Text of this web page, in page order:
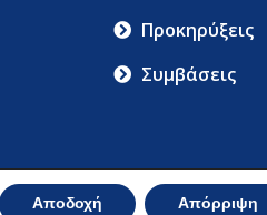
Προκηρύξεις
Συμβάσεις
Προστασίας Δεδομένων
Αποδοχή Απόρριψη